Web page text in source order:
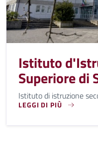
Istituto
Superiore di
Istituto di istruzione
LEGGI DI PIÙ
ISTITUTO DI